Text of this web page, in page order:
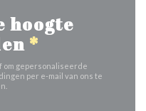
hoogte
*
om gepersonaliseerde
per e-mail van ons te